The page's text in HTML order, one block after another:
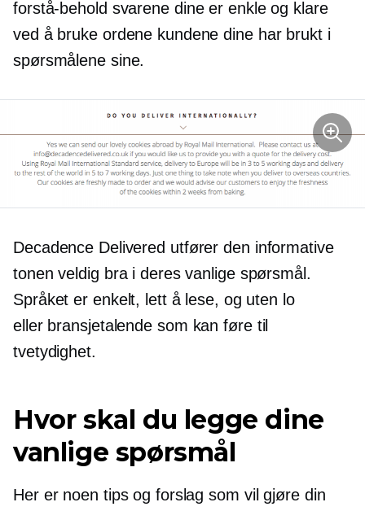
forstå-behold svarene dine er enkle og klare
ved å bruke ordene kundene dine har brukt i
spørsmålene sine.
Decadence Delivered utfører den informative
tonen veldig bra i deres vanlige spørsmål.
Språket er enkelt, lett å lese, og uten lo
eller bransjetalende som kan føre til
tvetydighet.
Hvor skal du legge dine
vanlige spørsmål
Her er noen tips og forslag som vil gjøre din